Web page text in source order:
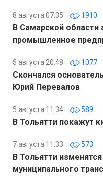
8 августа 07:35 1910
В Самарской
промышленное
5 августа 20:48 1077
Скончался
Юрий Перевалов
5 августа 11:34 589
В Тольятти покажут
7 августа 11:33 573
В Тольятти
муниципального